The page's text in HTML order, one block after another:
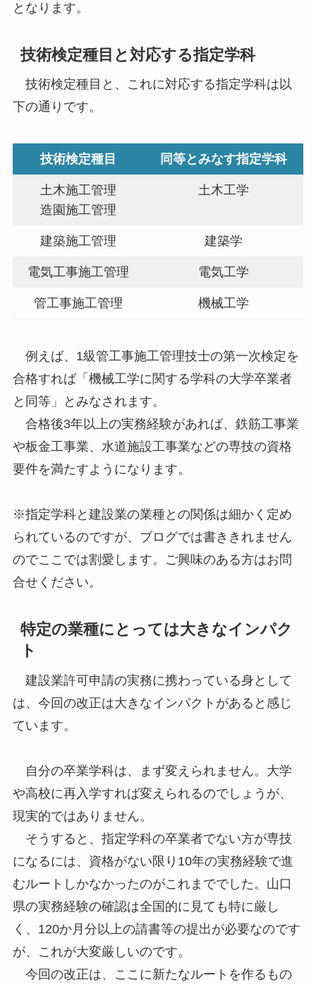
となります。
技術検定種目と対応する指定学科
技術検定種目と、これに対応する指定学科は以
下の通りです。
技術検定種目 同等とみなす指定学科
土木施工管理
造園施工管理
土木工学
建築施工管理 建築学
電気工事施工管理 電気工学
管工事施工管理 機械工学
例えば、1級管工事施工管理技士の第一次検定を
合格すれば「機械工学に関する学科の大学卒業者
と同等」とみなされます。
合格後3年以上の実務経験があれば、鉄筋工事業
や板金工事業、水道施設工事業などの専技の資格
要件を満たすようになります。
※指定学科と建設業の業種との関係は細かく定め
られているのですが、ブログでは書ききれません
のでここでは割愛します。ご興味のある方はお問
合せください。
特定の業種にとっては大きなインパク
ト
建設業許可申請の実務に携わっている身として
は、今回の改正は大きなインパクトがあると感じ
ています。
自分の卒業学科は、まず変えられません。大学
や高校に再入学すれば変えられるのでしょうが、
現実的ではありません。
そうすると、指定学科の卒業者でない方が専技
になるには、資格がない限り10年の実務経験で進
むルートしかなかったのがこれまででした。山口
県の実務経験の確認は全国的に見ても特に厳し
く、120か月分以上の請書等の提出が必要なのです
が、これが大変厳しいのです。
今回の改正は、ここに新たなルートを作るもの